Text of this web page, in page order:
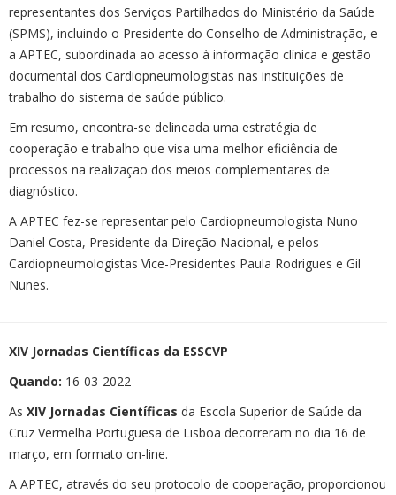
representantes dos Serviços Partilhados do Ministério da Saúde
(SPMS), incluindo o Presidente do Conselho de Administração, e
a APTEC, subordinada ao acesso à informação clínica e gestão
documental dos Cardiopneumologistas nas instituições de
trabalho do sistema de saúde público.
Em resumo, encontra-se delineada uma estratégia de
cooperação e trabalho que visa uma melhor eficiência de
processos na realização dos meios complementares de
diagnóstico.
A APTEC fez-se representar pelo Cardiopneumologista Nuno
Daniel Costa, Presidente da Direção Nacional, e pelos
Cardiopneumologistas Vice-Presidentes Paula Rodrigues e Gil
Nunes.
XIV Jornadas Científicas da ESSCVP
Quando: 16-03-2022
As XIV Jornadas Científicas da Escola Superior de Saúde da
Cruz Vermelha Portuguesa de Lisboa decorreram no dia 16 de
março, em formato on-line.
A APTEC, através do seu protocolo de cooperação, proporcionou